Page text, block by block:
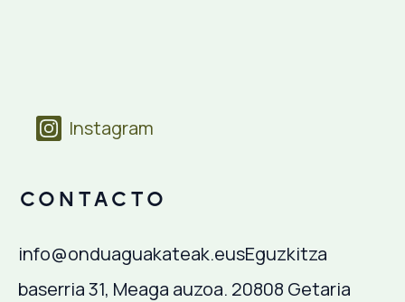
Instagram
Contacto
info@onduaguakateak.eusEguzkitza
baserria 31, Meaga auzoa. 20808 Getaria